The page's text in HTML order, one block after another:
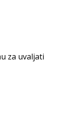
za uvaljati